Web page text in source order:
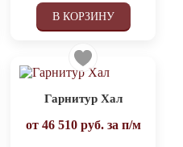
В КОРЗИНУ
Гарнитур Хал
от 46 510руб. за п/м